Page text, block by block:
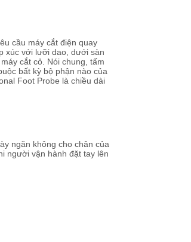
cầu máy cắt điện quay
xúc với lưỡi dao, dưới sàn
cắt cỏ. Nói chung, tấm
bất kỳ bộ phận nào của
Foot Probe là chiều dài
ngăn không cho chân của
người vận hành đặt tay lên